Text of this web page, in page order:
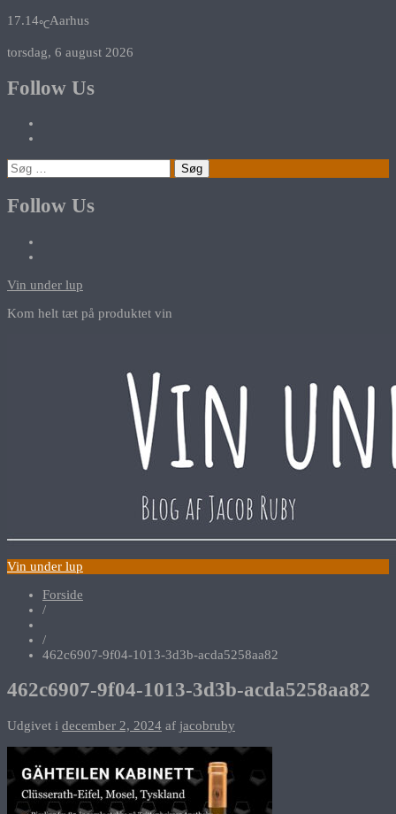
17.14℃Aarhus
torsdag, 6 august 2026
Follow Us
Søg
efter:
Follow Us
Vin under lup
Kom helt tæt på produktet vin
Vin under lup
Forside
/
/
462c6907-9f04-1013-3d3b-acda5258aa82
462c6907-9f04-1013-3d3b-acda5258aa82
Udgivet i december 2, 2024 af jacobruby